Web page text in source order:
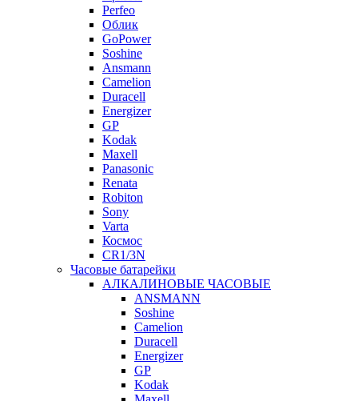
Perfeo
Облик
GoPower
Soshine
Ansmann
Camelion
Duracell
Energizer
GP
Kodak
Maxell
Panasonic
Renata
Robiton
Sony
Varta
Космос
CR1/3N
Часовые батарейки
АЛКАЛИНОВЫЕ ЧАСОВЫЕ
ANSMANN
Soshine
Camelion
Duracell
Energizer
GP
Kodak